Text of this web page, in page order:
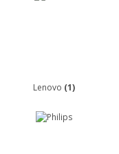
Lenovo (1)